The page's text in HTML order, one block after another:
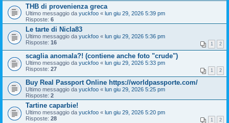
THB di provenienza greca
Ultimo messaggio da yuckfoo « lun giu 29, 2026 5:39 pm
Risposte: 6
Le tarte di Nicla83
Ultimo messaggio da yuckfoo « lun giu 29, 2026 5:36 pm
Risposte: 16 1 2
scaglia anomala?! (contiene anche foto "crude")
Ultimo messaggio da yuckfoo « lun giu 29, 2026 5:33 pm
Risposte: 27 1 2
Buy Real Passport Online https://worldpassporte.com/
Ultimo messaggio da yuckfoo « lun giu 29, 2026 5:25 pm
Risposte: 2
Tartine caparbie!
Ultimo messaggio da yuckfoo « lun giu 29, 2026 5:20 pm
Risposte: 28 1 2